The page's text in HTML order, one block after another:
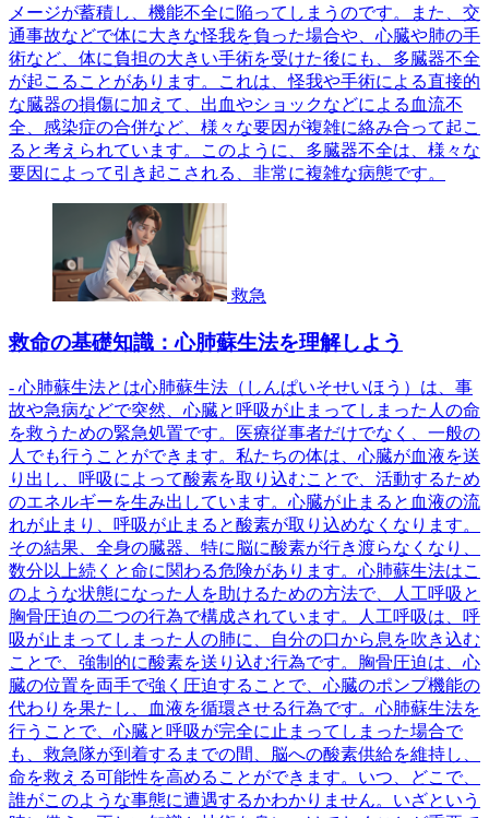
メージが蓄積し、機能不全に陥ってしまうのです。また、交
通事故などで体に大きな怪我を負った場合や、心臓や肺の手
術など、体に負担の大きい手術を受けた後にも、多臓器不全
が起こることがあります。これは、怪我や手術による直接的
な臓器の損傷に加えて、出血やショックなどによる血流不
全、感染症の合併など、様々な要因が複雑に絡み合って起こ
ると考えられています。このように、多臓器不全は、様々な
要因によって引き起こされる、非常に複雑な病態です。
救急
救命の基礎知識：心肺蘇生法を理解しよう
- 心肺蘇生法とは心肺蘇生法（しんぱいそせいほう）は、事
故や急病などで突然、心臓と呼吸が止まってしまった人の命
を救うための緊急処置です。医療従事者だけでなく、一般の
人でも行うことができます。私たちの体は、心臓が血液を送
り出し、呼吸によって酸素を取り込むことで、活動するため
のエネルギーを生み出しています。心臓が止まると血液の流
れが止まり、呼吸が止まると酸素が取り込めなくなります。
その結果、全身の臓器、特に脳に酸素が行き渡らなくなり、
数分以上続くと命に関わる危険があります。心肺蘇生法はこ
のような状態になった人を助けるための方法で、人工呼吸と
胸骨圧迫の二つの行為で構成されています。人工呼吸は、呼
吸が止まってしまった人の肺に、自分の口から息を吹き込む
ことで、強制的に酸素を送り込む行為です。胸骨圧迫は、心
臓の位置を両手で強く圧迫することで、心臓のポンプ機能の
代わりを果たし、血液を循環させる行為です。心肺蘇生法を
行うことで、心臓と呼吸が完全に止まってしまった場合で
も、救急隊が到着するまでの間、脳への酸素供給を維持し、
命を救える可能性を高めることができます。いつ、どこで、
誰がこのような事態に遭遇するかわかりません。いざという